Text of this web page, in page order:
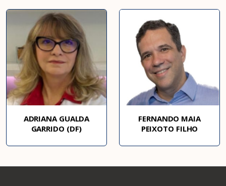
ADRIANA GUALDA
GARRIDO (DF)
FERNANDO MAIA
PEIXOTO FILHO